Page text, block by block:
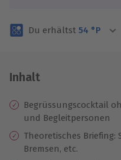
Du erhältst 54 °P
Inhalt
Begrüssungscocktail
und Begleitpersonen
Theoretisches Briefing:
Bremsen, etc.